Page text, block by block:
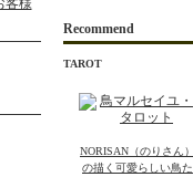
Recommend
TAROT
NORISAN（のりさん）
の描く可愛らしい鳥た